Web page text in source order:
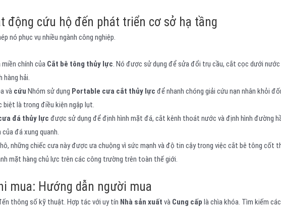
động cứu hộ đến phát triển cơ sở hạ tầng
nó phục vụ nhiều ngành công nghiệp.
miền chính của Cắt bê tông thủy lực. Nó được sử dụng để sửa đổi trụ cầu, cắt cọc dưới nước
hàng hải.
và cứu Nhóm sử dụng Portable cưa cắt thủy lực để nhanh chóng giải cứu nạn nhân khỏi
là trong điều kiện ngập lụt.
đá thủy lực được sử dụng để định hình mặt đá, cắt kênh thoát nước và định hình đường
đá xung quanh.
những chiếc cưa này được ưa chuộng vì sức mạnh và độ tin cậy trong việc cắt bê tông cốt
mặt hàng chủ lực trên các công trường trên toàn thế giới.
mua: Hướng dẫn người mua
thông số kỹ thuật. Hợp tác với uy tín Nhà sản xuất và Cung cấp là chìa khóa. Tìm kiếm